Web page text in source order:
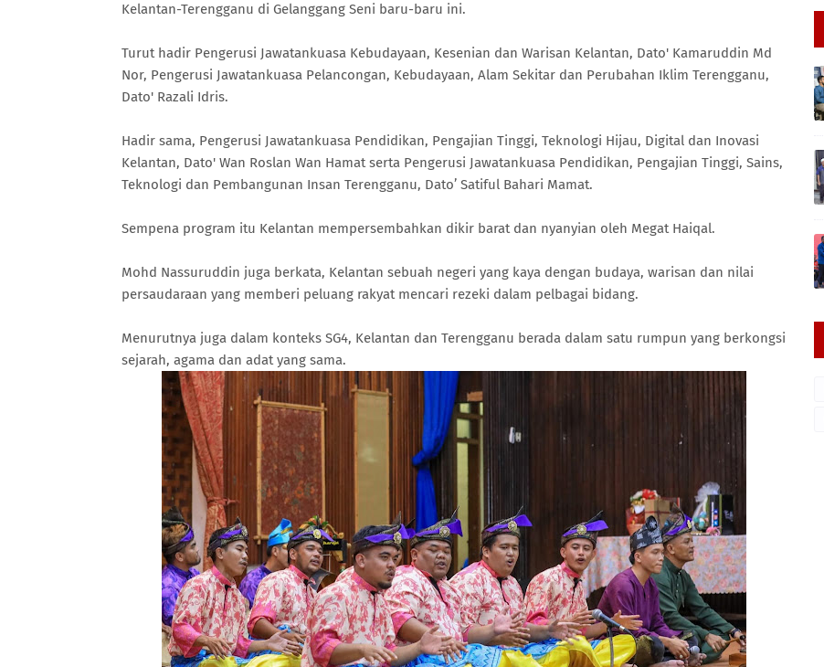
Kelantan-Terengganu di Gelanggang Seni baru-baru ini.
Turut hadir Pengerusi Jawatankuasa Kebudayaan, Kesenian dan Warisan Kelantan, Dato' Kamaruddin Md
Nor, Pengerusi Jawatankuasa Pelancongan, Kebudayaan, Alam Sekitar dan Perubahan Iklim Terengganu,
Dato' Razali Idris.
Hadir sama, Pengerusi Jawatankuasa Pendidikan, Pengajian Tinggi, Teknologi Hijau, Digital dan Inovasi
Kelantan, Dato' Wan Roslan Wan Hamat serta Pengerusi Jawatankuasa Pendidikan, Pengajian Tinggi, Sains,
Teknologi dan Pembangunan Insan Terengganu, Dato’ Satiful Bahari Mamat.
Sempena program itu Kelantan mempersembahkan dikir barat dan nyanyian oleh Megat Haiqal.
Mohd Nassuruddin juga berkata, Kelantan sebuah negeri yang kaya dengan budaya, warisan dan nilai
persaudaraan yang memberi peluang rakyat mencari rezeki dalam pelbagai bidang.
Menurutnya juga dalam konteks SG4, Kelantan dan Terengganu berada dalam satu rumpun yang berkongsi
sejarah, agama dan adat yang sama.